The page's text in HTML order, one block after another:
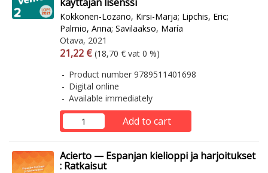
Kokkonen-Lozano, Kirsi-Marja; Lipchis, Eric;
Palmio, Anna; Savilaakso, María
Otava, 2021
Arvonlisäverollinen hinta
21,22 € Excl. vat
(18,70 € vat 0 %)
Product number 9789511401698
Digital online
Available immediately
Add to cart
Acierto — Espanjan kielioppi ja harjoitukset
: Ratkaisut